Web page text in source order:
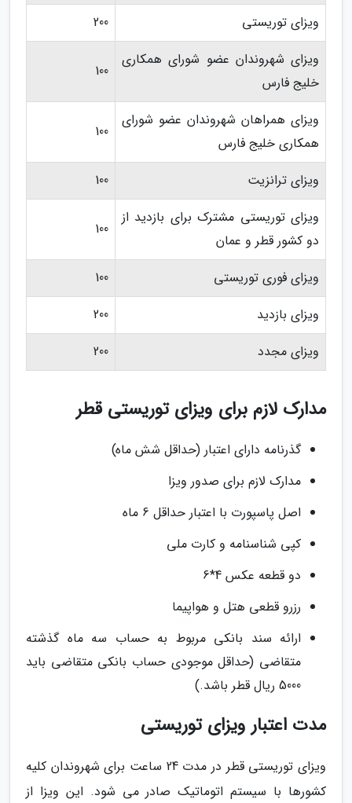
ویزای توریستی
200
ویزای شهروندان عضو شورای همکاری
خلیج فارس
100
ویزای همراهان شهروندان عضو شورای
همکاری خلیج فارس
100
ویزای ترانزیت
100
ویزای توریستی مشترک برای بازدید از
دو کشور قطر و عمان
100
ویزای فوری توریستی
100
ویزای بازدید
200
ویزای مجدد
200
مدارک لازم برای ویزای توریستی قطر
گذرنامه دارای اعتبار (حداقل شش ماه)
مدارک لازم برای صدور ویزا
اصل پاسپورت با اعتبار حداقل 6 ماه
کپی شناسنامه و کارت ملی
دو قطعه عکس 4*6
رزرو قطعی هتل و هواپیما
ارائه سند بانکی مربوط به حساب سه ماه گذشته
متقاضی (حداقل موجودی حساب بانکی متقاضی باید
5000 ریال قطر باشد.)
مدت اعتبار ویزای توریستی
ویزای توریستی قطر در مدت 24 ساعت برای شهروندان کلیه
کشورها با سیستم اتوماتیک صادر می شود. این ویزا از